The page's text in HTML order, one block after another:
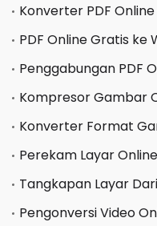
Konverter PDF
PDF Online Gratis ke
Penggabungan PDF
Kompresor Gambar
Konverter Format
Perekam Layar
Tangkapan Layar
Pengonversi Video